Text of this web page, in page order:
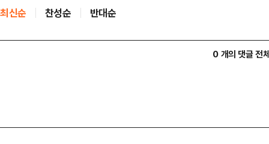
최신순 찬성순 반대순
0 개의 댓글 전